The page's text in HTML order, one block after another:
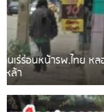
เดือนร้อน! ชาวเชียง
บายพาสเสียงดังสร้